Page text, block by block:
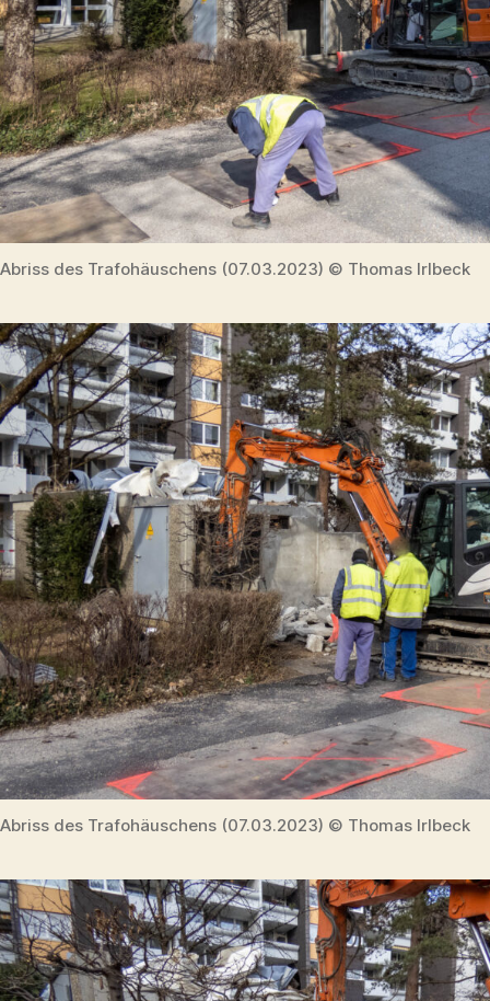
Abriss des Trafohäuschens (07.03.2023) © Thomas Irlbeck
Abriss des Trafohäuschens (07.03.2023) © Thomas Irlbeck